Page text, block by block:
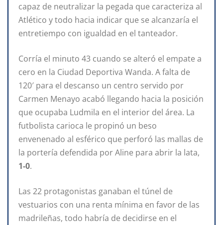
capaz de neutralizar la pegada que caracteriza al
Atlético y todo hacia indicar que se alcanzaría el
entretiempo con igualdad en el tanteador.
Corría el minuto 43 cuando se alteró el empate a
cero en la Ciudad Deportiva Wanda. A falta de
120′ para el descanso un centro servido por
Carmen Menayo acabó llegando hacia la posición
que ocupaba Ludmila en el interior del área. La
futbolista carioca le propinó un beso
envenenado al esférico que perforó las mallas de
la portería defendida por Aline para abrir la lata,
1-0.
Las 22 protagonistas ganaban el túnel de
vestuarios con una renta mínima en favor de las
madrileñas, todo habría de decidirse en el